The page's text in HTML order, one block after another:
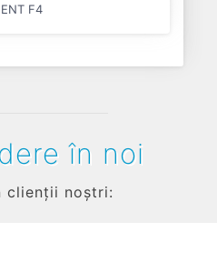
F4
în noi
clienții noștri: